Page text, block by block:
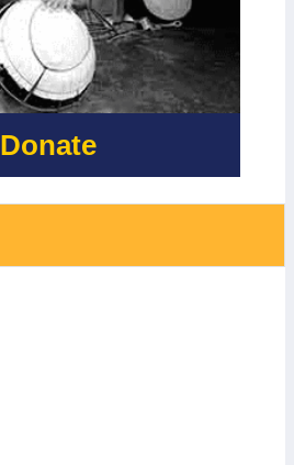
BẮC TRẠCH
VÀ XÃ
PHONG NHA,
TỈNH QUẢNG
TRỊ - LẦN 2
Donate